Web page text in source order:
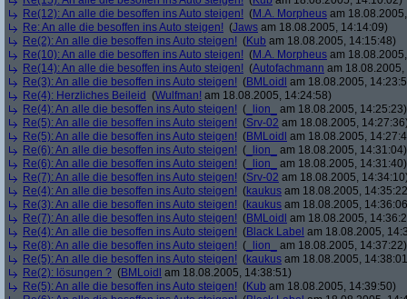
Re(12): An alle die besoffen ins Auto steigen! (M.A. Morpheus am
Re: An alle die besoffen ins Auto steigen! (Jaws am 18.08.2005, 14:14:09)
Re(2): An alle die besoffen ins Auto steigen! (Kub am 18.08.2005, 14:15:48)
Re(10): An alle die besoffen ins Auto steigen! (M.A. Morpheus am
Re(14): An alle die besoffen ins Auto steigen! (Autofachmann am
Re(3): An alle die besoffen ins Auto steigen! (BMLoidl am 18.08.2005,
Re(4): Herzliches Beileid (Wulfman! am 18.08.2005, 14:24:58)
Re(4): An alle die besoffen ins Auto steigen! ( _lion_
am 18.08.2005, 14:25:23)
Re(5): An alle die besoffen ins Auto steigen! (Srv-02 am 18.08.2005,
Re(5): An alle die besoffen ins Auto steigen! (BMLoidl am 18.08.2005,
Re(6): An alle die besoffen ins Auto steigen! ( _lion_
am 18.08.2005, 14:31:04)
Re(6): An alle die besoffen ins Auto steigen! ( _lion_
am 18.08.2005, 14:31:40)
Re(7): An alle die besoffen ins Auto steigen! (Srv-02 am 18.08.2005,
Re(4): An alle die besoffen ins Auto steigen! (kaukus am 18.08.2005,
Re(3): An alle die besoffen ins Auto steigen! (kaukus am 18.08.2005,
Re(7): An alle die besoffen ins Auto steigen! (BMLoidl am 18.08.2005,
Re(4): An alle die besoffen ins Auto steigen! (Black Label am 18.08.2005,
Re(8): An alle die besoffen ins Auto steigen! ( _lion_
am 18.08.2005, 14:37:22)
Re(5): An alle die besoffen ins Auto steigen! (kaukus am 18.08.2005,
Re(2): lösungen ? (BMLoidl am 18.08.2005, 14:38:51)
Re(5): An alle die besoffen ins Auto steigen! (Kub am 18.08.2005, 14:39:50)